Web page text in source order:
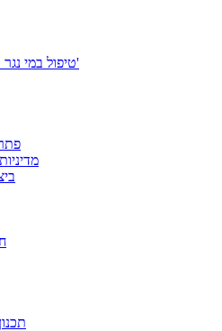
טיפול במי נגר ברדיוס מגן ב' / רדיוס מגן ג'